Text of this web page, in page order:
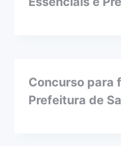
Concurso para
Prefeitura de